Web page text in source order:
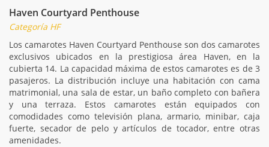
Haven Courtyard Penthouse
Categoría HF
Los camarotes Haven Courtyard Penthouse son dos camarotes
exclusivos ubicados en la prestigiosa área Haven, en la
cubierta 14. La capacidad máxima de estos camarotes es de 3
pasajeros. La distribución incluye una habitación con cama
matrimonial, una sala de estar, un baño completo con bañera
y una terraza. Estos camarotes están equipados con
comodidades como televisión plana, armario, minibar, caja
fuerte, secador de pelo y artículos de tocador, entre otras
amenidades.